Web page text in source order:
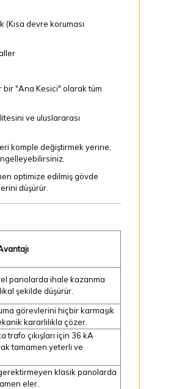
devre koruması
bir "Ana Kesici" olarak tüm
ve uluslararası
komple değiştirmek yerine,
optimize edilmiş gövde
düşürür.
panolarda ihale kazanma
şekilde düşürür.
görevlerini hiçbir karmaşık
kararlılıkla çözer.
çıkışları için 36 kA
tamamen yeterli ve
gerektirmeyen klasik panolarda
eler.